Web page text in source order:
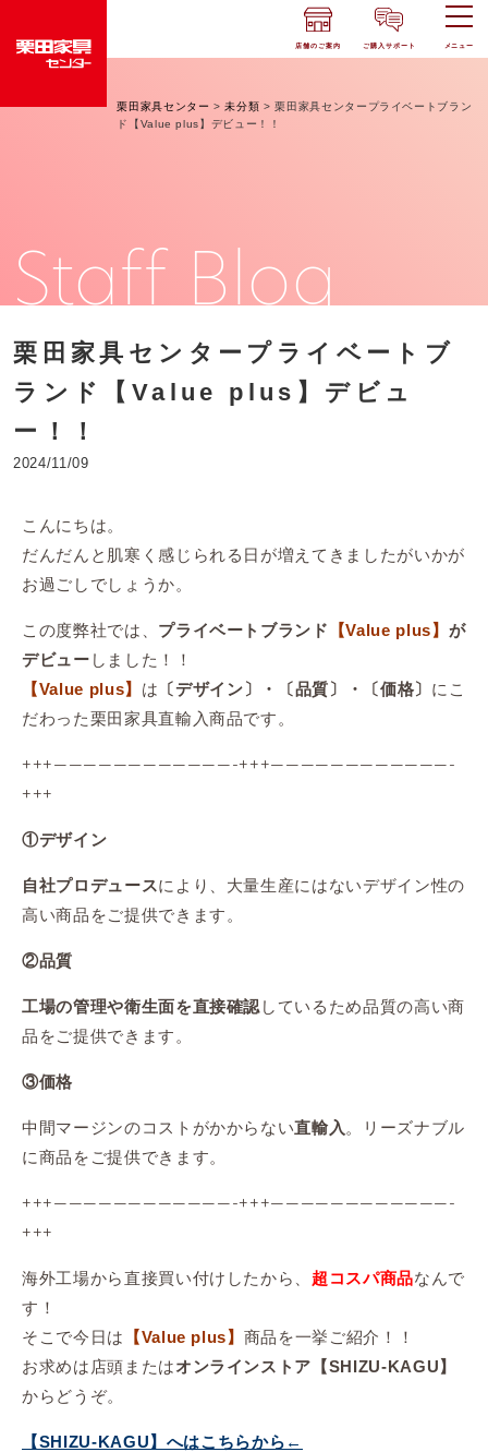
店舗のご案内 ご購入サポート メニュー
栗田家具センター >未分類 >栗田家具センタープライベートブラン
ド【Value plus】デビュー！！
Staff Blog
栗田家具センタープライベートブ
ランド【Value plus】デビュ
ー！！
2024/11/09
こんにちは。
だんだんと肌寒く感じられる日が増えてきましたがいかが
お過ごしでしょうか。
この度弊社では、 プライベートブランド 【Value plus】 が
デビュー しました！！
【Value plus】 は 〔デザイン〕・〔品質〕・〔価格〕 にこ
だわった栗田家具直輸入商品です。
+++————————————-+++————————————-
+++
①デザイン
自社プロデュースにより、大量生産にはないデザイン性の
高い商品をご提供できます。
②品質
工場の管理や衛生面を直接確認 しているため品質の高い商
品をご提供できます。
③価格
中間マージンのコストがかからない直輸入 。リーズナブル
に商品をご提供できます。
+++————————————-+++————————————-
+++
海外工場から直接買い付けしたから、 超コスパ商品なんで
す！
そこで今日は
【Value plus】 商品を一挙ご紹介！！
お求めは店頭またはオンラインストア【SHIZU-KAGU】
からどうぞ。
【SHIZU-KAGU】へはこちらから←